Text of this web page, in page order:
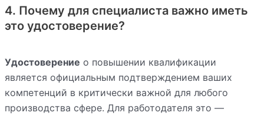
4. Почему для специалиста важно иметь
это удостоверение?
Удостоверение о повышении квалификации
является официальным подтверждением ваших
компетенций в критически важной для любого
производства сфере. Для работодателя это —